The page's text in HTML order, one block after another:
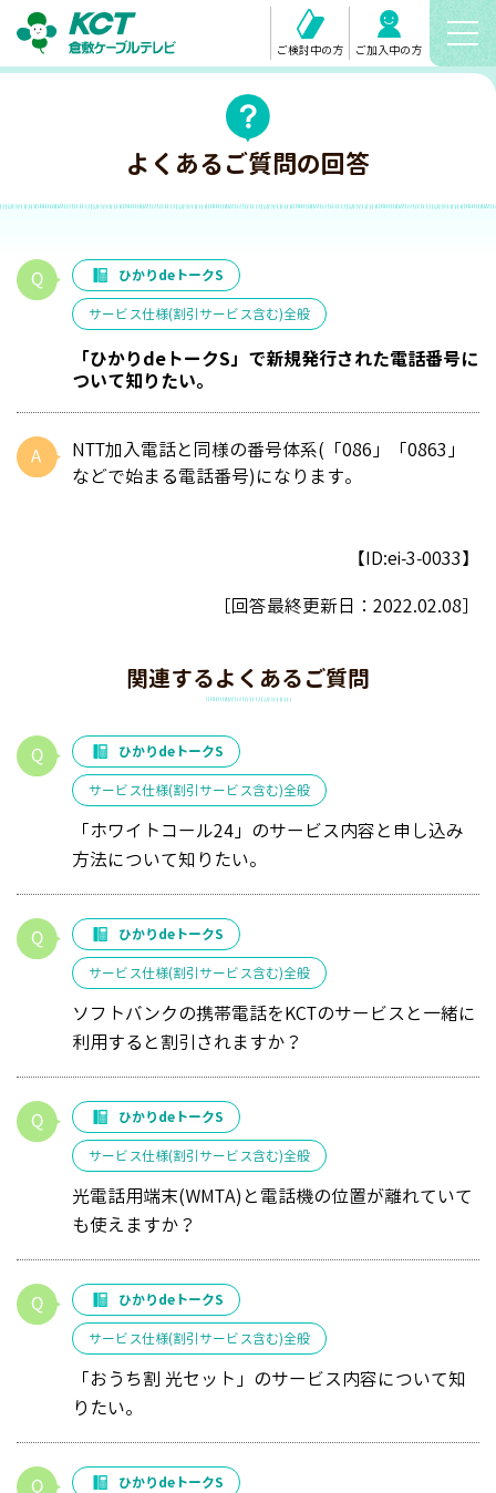
ご検討中の方 ご加入中の方
よくあるご質問の回答
ひかりdeトークS
サービス仕様(割引サービス含む)全般
「ひかりdeトークS」で新規発行された電話番号に
ついて知りたい。
NTT加入電話と同様の番号体系(「086」「0863」
などで始まる電話番号)になります。
【ID:ei-3-0033】
［回答最終更新日： 2022.02.08］
関連するよくあるご質問
ひかりdeトークS
サービス仕様(割引サービス含む)全般
「ホワイトコール24」のサービス内容と申し込み
方法について知りたい。
ひかりdeトークS
サービス仕様(割引サービス含む)全般
ソフトバンクの携帯電話をKCTのサービスと一緒に
利用すると割引されますか？
ひかりdeトークS
サービス仕様(割引サービス含む)全般
光電話用端末(WMTA)と電話機の位置が離れていて
も使えますか？
ひかりdeトークS
サービス仕様(割引サービス含む)全般
「おうち割 光セット」のサービス内容について知
りたい。
ひかりdeトークS